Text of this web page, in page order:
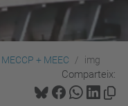
MECCP + MEEC img
Comparteix: